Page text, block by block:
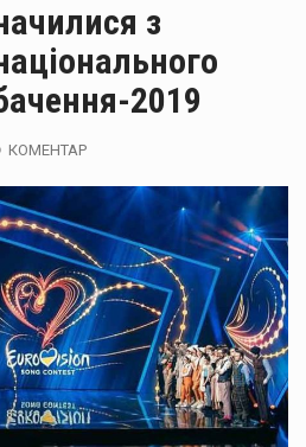
з
2019
КОМЕНТАР